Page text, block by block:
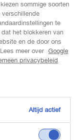
vla dan
sommige soorten
te
het blokkeren van
en de door ons
meer over Google
privacybeleid
Altijd actief